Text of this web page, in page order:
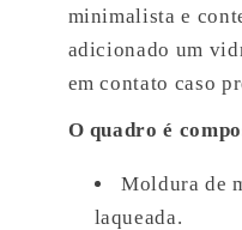
minimalista e
adicionado um
em contato caso
O quadro é
Moldura de
laqueada.